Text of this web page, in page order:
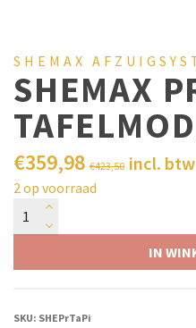
SHEMAX
SHEMAX
€423,50
€359,98 incl.
2 op voorraad
IN
SKU: SHEPrTaPi